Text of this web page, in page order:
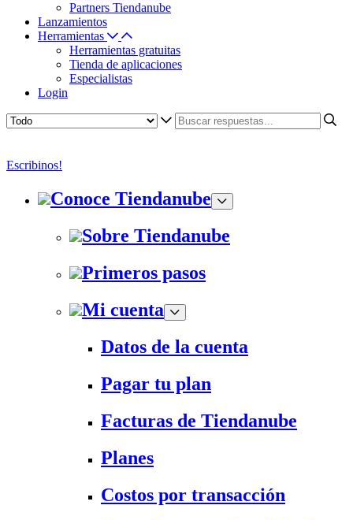
Partners Tiendanube
Lanzamientos
Herramientas
Herramientas gratuitas
Tienda de aplicaciones
Especialistas
Login
Escribinos!
Conoce Tiendanube
Sobre Tiendanube
Primeros pasos
Mi cuenta
Datos de la cuenta
Pagar tu plan
Facturas de Tiendanube
Planes
Costos por transacción